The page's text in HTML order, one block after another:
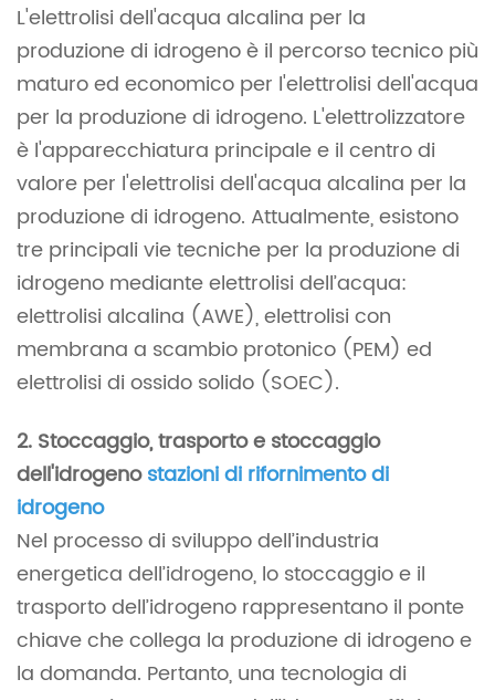
L'elettrolisi dell'acqua alcalina per la
produzione di idrogeno è il percorso tecnico più
maturo ed economico per l'elettrolisi dell'acqua
per la produzione di idrogeno. L'elettrolizzatore
è l'apparecchiatura principale e il centro di
valore per l'elettrolisi dell'acqua alcalina per la
produzione di idrogeno. Attualmente, esistono
tre principali vie tecniche per la produzione di
idrogeno mediante elettrolisi dell’acqua:
elettrolisi alcalina (AWE), elettrolisi con
membrana a scambio protonico (PEM) ed
elettrolisi di ossido solido (SOEC).
2. Stoccaggio, trasporto e stoccaggio
dell'idrogenostazioni di rifornimento di
idrogeno
Nel processo di sviluppo dell’industria
energetica dell’idrogeno, lo stoccaggio e il
trasporto dell’idrogeno rappresentano il ponte
chiave che collega la produzione di idrogeno e
la domanda. Pertanto, una tecnologia di